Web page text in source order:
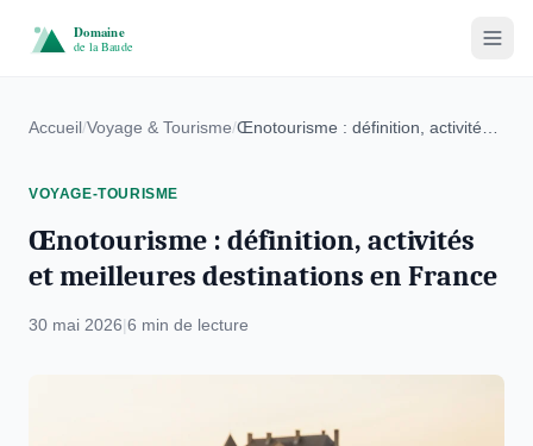
Écotourisme
Accueil/Voyage & Tourisme/
VOYAGE-TOURISME
Œnotourisme : définition, activités
et meilleures destinations en France
30 mai 2026|6 min de lecture